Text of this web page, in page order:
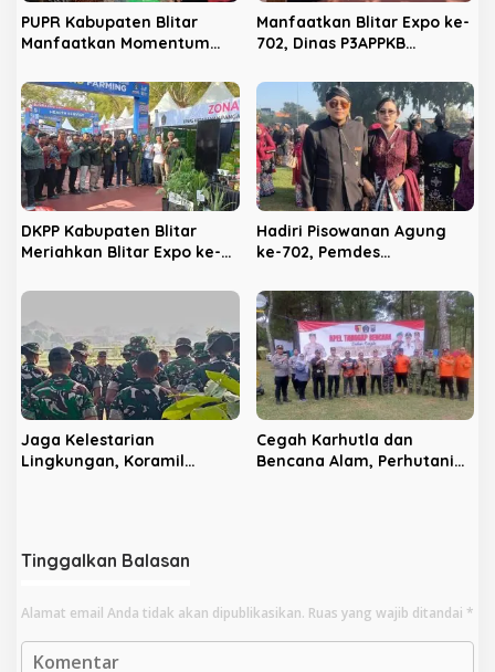
PUPR Kabupaten Blitar
Manfaatkan Momentum
Dekatkan Pelayanan Publik
Manfaatkan Blitar Expo ke-
702, Dinas P3APPKB
dan Pencegahan
Kekerasan Anak
DKPP Kabupaten Blitar
Meriahkan Blitar Expo ke-
Pertanian Modern dan
Hadiri Pisowanan Agung
ke-702, Pemdes
Ajang Silaturahmi dan
‘Ngasuh Kawruh’
Jaga Kelestarian
Lingkungan, Koramil
Cegah Karhutla dan
Bencana Alam, Perhutani
Tinggalkan Balasan
Alamat email Anda tidak akan dipublikasikan. Ruas yang wajib ditandai *